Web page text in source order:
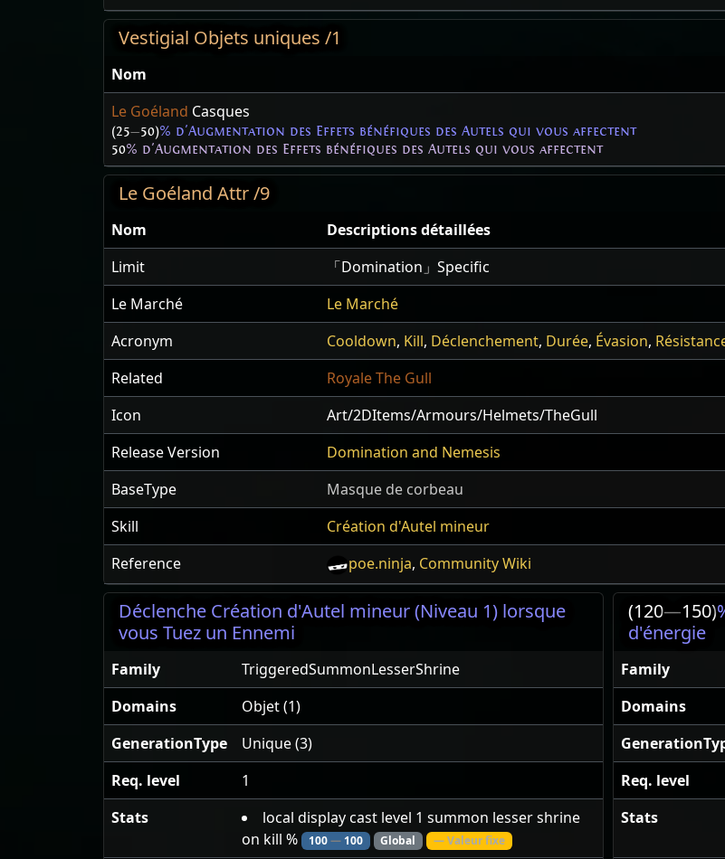
Vestigial Objets uniques /1
Nom
Le Goéland Casques
(25—50)% d'Augmentation des Effets bénéfiques des Autels qui vous affectent
50% d'Augmentation des Effets bénéfiques des Autels qui vous affectent
Le Goéland Attr /9
Nom
Descriptions détaillées
Limit
「Domination」Specific
Le Marché
Le Marché
Acronym
Cooldown, Kill, Déclenchement, Durée, Évasion,
Related
Royale The Gull
Icon
Art/2DItems/Armours/Helmets/TheGull
Release Version
Domination and Nemesis
BaseType
Masque de corbeau
Skill
Création d'Autel mineur
Reference
poe.ninja, Community Wiki
Déclenche Création d'Autel mineur (Niveau 1) lorsque
vous Tuez un Ennemi
Family
TriggeredSummonLesserShrine
Domains
Objet (1)
GenerationType
Unique (3)
Req. level
1
Stats
local display cast level 1 summon lesser shrine
on kill %
100—100 Global — Valeur fixe
(120—150)
d'énergie
Family
Domains
Req. level
Stats